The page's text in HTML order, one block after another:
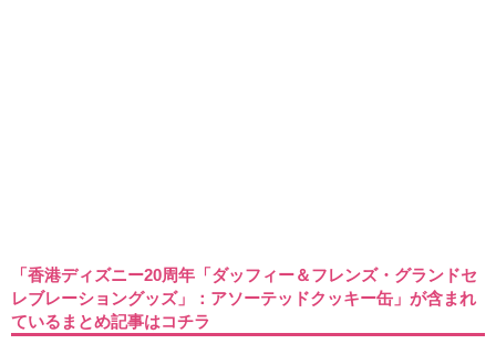
「香港ディズニー20周年「ダッフィー＆フレンズ・グランドセ
レブレーショングッズ」：アソーテッドクッキー缶」が含まれ
ているまとめ記事はコチラ